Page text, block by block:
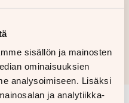
sisällön ja mainosten
ominaisuuksien
analysoimiseen. Lisäksi
ja analytiikka-
ja edellyttää hyväksytyn